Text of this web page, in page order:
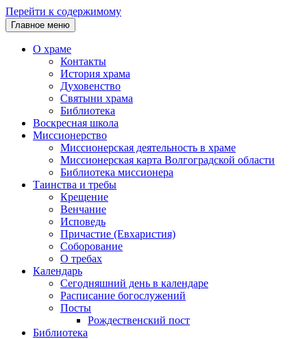
Перейти к содержимому
Главное меню
О храме
Контакты
История храма
Духовенство
Святыни храма
Библиотека
Воскресная школа
Миссионерство
Миссионерская деятельность в храме
Миссионерская карта Волгоградской области
Библиотека миссионера
Таинства и требы
Крещение
Венчание
Исповедь
Причастие (Евхаристия)
Соборование
О требах
Календарь
Сегодняшний день в календаре
Расписание богослужений
Посты
Рождественский пост
Библиотека